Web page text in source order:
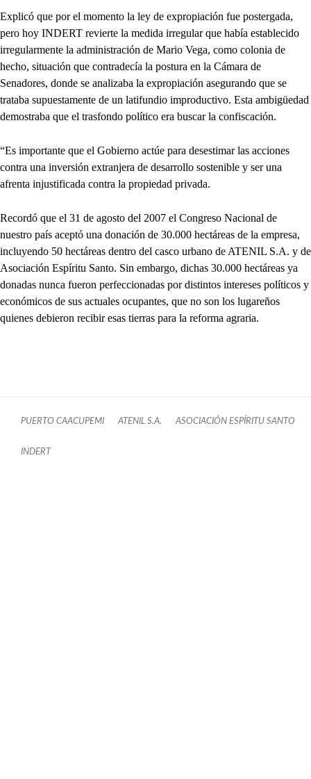
Explicó que por el momento la ley de expropiación fue postergada,
pero hoy INDERT revierte la medida irregular que había establecido
irregularmente la administración de Mario Vega, como colonia de
hecho, situación que contradecía la postura en la Cámara de
Senadores, donde se analizaba la expropiación asegurando que se
trataba supuestamente de un latifundio improductivo. Esta ambigüedad
demostraba que el trasfondo político era buscar la confiscación.
“Es importante que el Gobierno actúe para desestimar las acciones
contra una inversión extranjera de desarrollo sostenible y ser una
afrenta injustificada contra la propiedad privada.
Recordó que el 31 de agosto del 2007 el Congreso Nacional de
nuestro país aceptó una donación de 30.000 hectáreas de la empresa,
incluyendo 50 hectáreas dentro del casco urbano de ATENIL S.A. y de
Asociación Espíritu Santo. Sin embargo, dichas 30.000 hectáreas ya
donadas nunca fueron perfeccionadas por distintos intereses políticos y
económicos de sus actuales ocupantes, que no son los lugareños
quienes debieron recibir esas tierras para la reforma agraria.
PUERTO CAACUPEMI ATENIL S.A. ASOCIACIÓN ESPÍRITU SANTO
INDERT